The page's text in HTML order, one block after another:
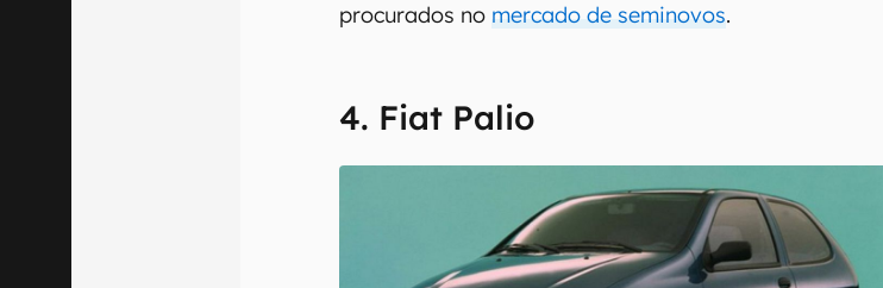
procurados no mercado de seminovos.
4. Fiat Palio